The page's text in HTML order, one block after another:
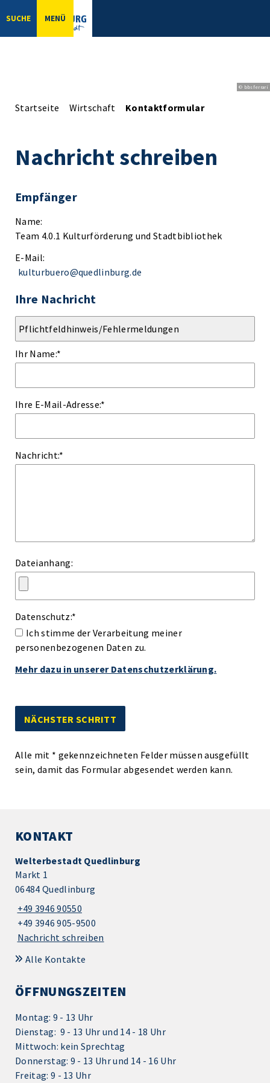
SUCHE MENÜ
© bbsferrari
Startseite Wirtschaft Kontaktformular
Nachricht schreiben
Empfänger
Name:
Team 4.0.1 Kulturförderung und Stadtbibliothek
E-Mail:
kulturbuero@quedlinburg.de
Ihre Nachricht
Ihr Name:*
Ihre E-Mail-Adresse:*
Nachricht:*
Dateianhang:
Datenschutz:*
Ich stimme der Verarbeitung meiner
personenbezogenen Daten zu.
Mehr dazu in unserer Datenschutzerklärung.
Alle mit * gekennzeichneten Felder müssen ausgefüllt
sein, damit das Formular abgesendet werden kann.
KONTAKT
Welterbestadt Quedlinburg
Markt 1
06484 Quedlinburg
+49 3946 90550
+49 3946 905-9500
Nachricht schreiben
Alle Kontakte
ÖFFNUNGSZEITEN
Montag: 9 - 13 Uhr
Dienstag: 9 - 13 Uhr und 14 - 18 Uhr
Mittwoch: kein Sprechtag
Donnerstag: 9 - 13 Uhr und 14 - 16 Uhr
Freitag: 9 - 13 Uhr